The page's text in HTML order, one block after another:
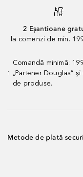
2 Eșantioane
la comenzi de min.
1
Comandă minimă:
„Partener Douglas”
de produse.
Metode de plată